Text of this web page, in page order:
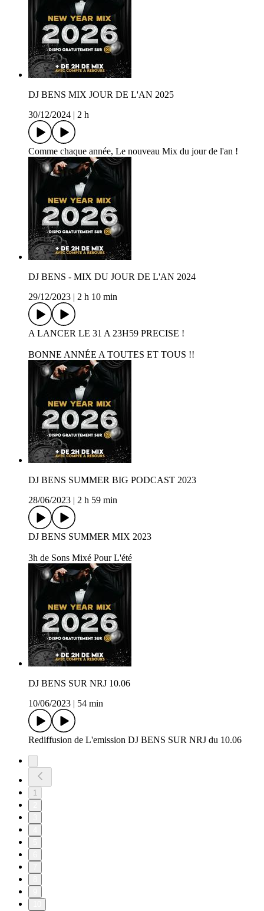
DJ BENS MIX JOUR DE L'AN 2025
30/12/2024
2 h
Comme chaque année, Le nouveau Mix du jour de l'an !
DJ BENS - MIX DU JOUR DE L'AN 2024
29/12/2023
2 h 10 min
A LANCER LE 31 A 23H59 PRECISE !
BONNE ANNÉE A TOUTES ET TOUS !!
DJ BENS SUMMER BIG PODCAST 2023
28/06/2023
2 h 59 min
DJ BENS SUMMER MIX 2023
3h de Sons Mixé Pour L'été
DJ BENS SUR NRJ 10.06
10/06/2023
54 min
Rediffusion de L'emission DJ BENS SUR NRJ du 10.06
1